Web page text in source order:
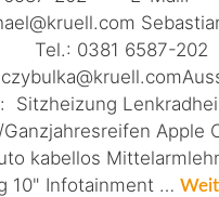
Tel.: 0381 6587-
Sitzheizung
Apple
kabellos
10" Infotainment …